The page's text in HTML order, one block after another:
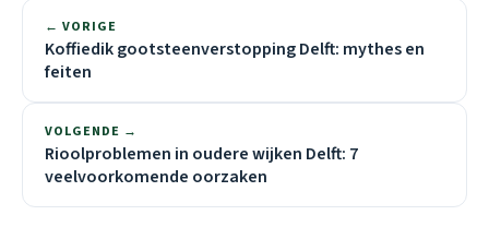
← VORIGE
Koffiedik gootsteenverstopping Delft: mythes en
feiten
VOLGENDE →
Rioolproblemen in oudere wijken Delft: 7
veelvoorkomende oorzaken